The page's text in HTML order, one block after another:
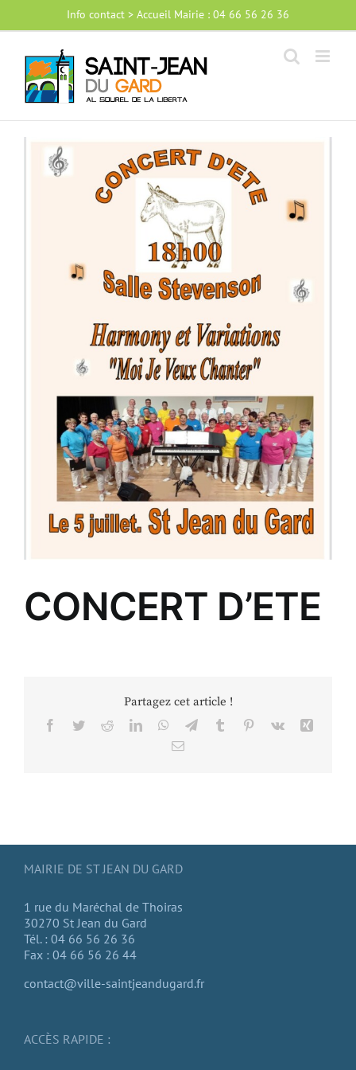
Info contact > Accueil Mairie : 04 66 56 26 36
Voir
l'image
agrandie
CONCERT D’ETE
Partagez cet article !
Facebook
TwitterRedditLinkedInWhatsApp
TelegramTumblr Pinterest
Vk
Email
MAIRIE DE ST JEAN DU GARD
1 rue du Maréchal de Thoiras
30270 St Jean du Gard
Tél. : 04 66 56 26 36
Fax : 04 66 56 26 44
contact@ville-saintjeandugard.fr
ACCÈS RAPIDE :